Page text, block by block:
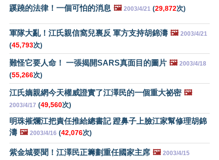
蹊蹺的法律！一個可怕的消息 🖼️ 2003/4/21 (29,872次)
軍隊大亂！江氏親信窩兒裏反 軍方支持胡錦濤 🖼️ 2003/4/21
(45,793次)
難怪它要人命！ 一張揭開SARS真面目的圖片 🖼️ 2003/4/18
(55,266次)
江氏嫡親網今天權威證實了江澤民的一個重大祕密 🖼️
2003/4/17 (49,560次)
明珠摧爛江把責任推給總書記 蹬鼻子上臉江家幫修理胡錦
濤 🖼️ 2003/4/16 (42,076次)
紫金城要聞！江澤民正籌劃重任國家主席 🖼️ 2003/4/15